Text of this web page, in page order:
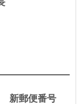
新郵便番号